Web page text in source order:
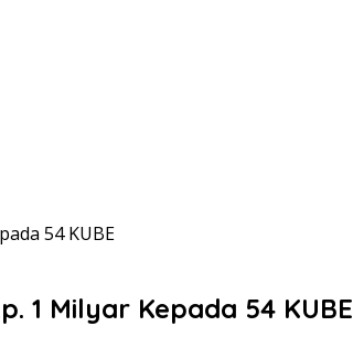
54 KUBE
1 Milyar Kepada 54 KUBE